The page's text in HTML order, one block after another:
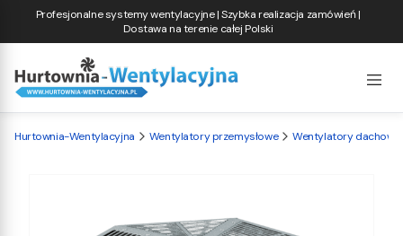
Profesjonalne systemy wentylacyjne | Szybka realizacja zamówień |
Dostawa na terenie całej Polski
Hurtownia-Wentylacyjna Wentylatory przemysłowe Wentylatory dachowe